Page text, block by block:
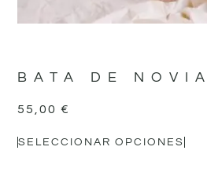
BATA DE NOVIA
55,00€
SELECCIONAR OPCIONES